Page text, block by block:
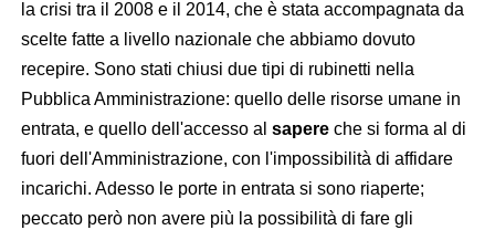
la crisi tra il 2008 e il 2014, che è stata accompagnata da
scelte fatte a livello nazionale che abbiamo dovuto
recepire. Sono stati chiusi due tipi di rubinetti nella
Pubblica Amministrazione: quello delle risorse umane in
entrata, e quello dell'accesso al sapere che si forma al di
fuori dell'Amministrazione, con l'impossibilità di affidare
incarichi. Adesso le porte in entrata si sono riaperte;
peccato però non avere più la possibilità di fare gli